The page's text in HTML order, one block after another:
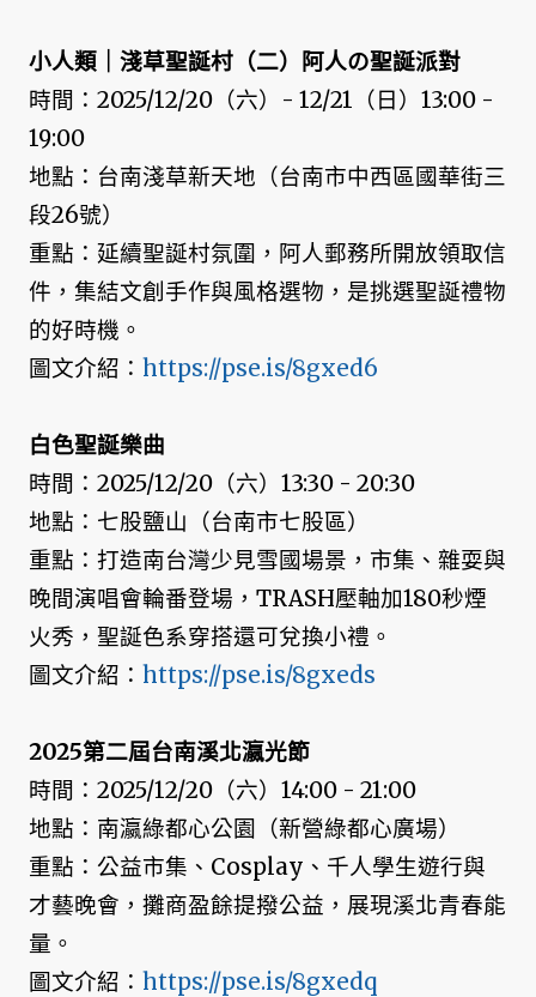
小人類｜淺草聖誕村（二）阿人の聖誕派對
時間：2025/12/20（六）- 12/21（日）13:00 -
19:00
地點：台南淺草新天地（台南市中西區國華街三
段26號）
重點：延續聖誕村氛圍，阿人郵務所開放領取信
件，集結文創手作與風格選物，是挑選聖誕禮物
的好時機。
圖文介紹： https://pse.is/8gxed6
白色聖誕樂曲
時間：2025/12/20（六）13:30 - 20:30
地點：七股鹽山（台南市七股區）
重點：打造南台灣少見雪國場景，市集、雜耍與
晚間演唱會輪番登場，TRASH壓軸加180秒煙
火秀，聖誕色系穿搭還可兌換小禮。
圖文介紹： https://pse.is/8gxeds
2025第二屆台南溪北瀛光節
時間：2025/12/20（六）14:00 - 21:00
地點：南瀛綠都心公園（新營綠都心廣場）
重點：公益市集、Cosplay、千人學生遊行與
才藝晚會，攤商盈餘提撥公益，展現溪北青春能
量。
圖文介紹： https://pse.is/8gxedq